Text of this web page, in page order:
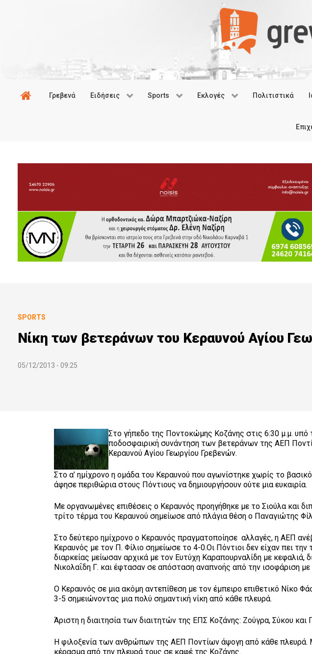
Γρεβενά Ειδήσεις Sports Εκλογές Πολιτιστικά
SPORTS
Νίκη των βετεράνων του Κεραυνού Αγίου
05/12/2013 - 09:25
Στο γήπεδο της Ποντοκώμης Κοζάνης στις 6:30 μ.μ.
ποδοσφαιρική συνάντηση των βετεράνων της ΑΕΠ
Κεραυνού Αγίου Γεωργίου Γρεβενών.
Στο α’ ημίχρονο η ομάδα του Κεραυνού που αγωνίστηκε χωρίς το
άφησε περιθώρια στους Πόντιους να δημιουργήσουν ούτε μια ευκαιρία.
Με οργανωμένες επιθέσεις ο Κεραυνός προηγήθηκε με το Σιούλα και
τρίτο τέρμα του Κεραυνού σημείωσε από πλάγια θέση ο Παναγιώτης
Στο δεύτερο ημίχρονο ο Κεραυνός πραγματοποίησε αλλαγές, η ΑΕΠ
Κεραυνός με τον Π. Φίλιο σημείωσε το 4-0.Οι Πόντιοι δεν είχαν πει
διαρκείας μείωσαν αρχικά με τον Ευτύχη Καραπουρναλίδη με κεφαλιά,
Νικολαΐδη Γ. και έφτασαν σε απόσταση αναπνοής από την ισοφάριση
Ο Κεραυνός σε μια ακόμη αντεπίθεση με τον έμπειρο επιθετικό Νίκο
3-5 σημειώνοντας μια πολύ σημαντική νίκη από κάθε πλευρά.
Άριστη η διαιτησία των διαιτητών της ΕΠΣ Κοζάνης: Ζούγρα, Σύκου και
Η φιλοξενία των ανθρώπων της ΑΕΠ Ποντίων άψογη από κάθε πλευρά.
κέρασμα από την πλευρά τους σε καφέ της Κοζάνης.